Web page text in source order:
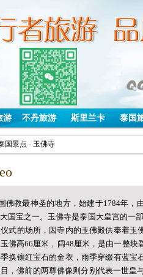
游 不丹旅游 斯里兰卡 泰国
国景点 - 玉佛寺
佛教最神圣的地方，始建于1784年
国宝之一。玉佛寺是泰国大皇宫的一
式的场所，因寺内的玉佛殿供奉着玉
佛高66厘米，阔48厘米，是由一整
换镶红宝石的金衣，雨季穿缀有蓝宝
，佛前的两尊佛像则分别代表一世皇